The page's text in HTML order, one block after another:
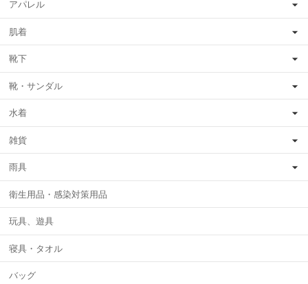
アパレル
肌着
靴下
靴・サンダル
水着
雑貨
雨具
衛生用品・感染対策用品
玩具、遊具
寝具・タオル
バッグ